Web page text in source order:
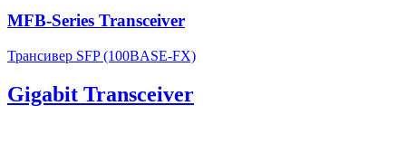
MFB-Series Transceiver
Трансивер SFP (100BASE-FX)
Gigabit Transceiver